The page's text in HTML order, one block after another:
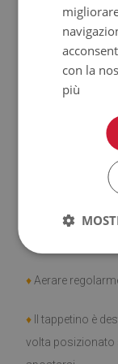
Tappetinon
Prodotto facile
all'acqua.
Si ricorda che i
del tempo (es.
Come
Pulire con un
♦ Aerare
♦ Il tappetino è
volta posizionato
con la
più